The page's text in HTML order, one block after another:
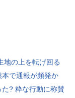
地の上を転げ回る
本で通報が頻発か
? 粋な行動に称賛